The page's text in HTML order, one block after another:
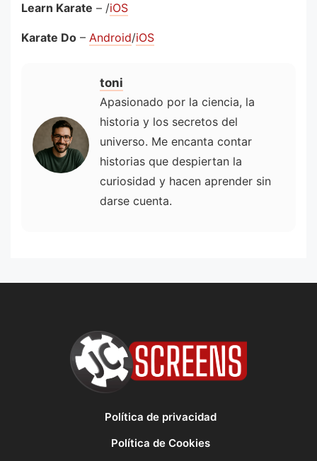
Learn Karate – /iOS
Karate Do – Android/iOS
toni
Apasionado por la ciencia, la
historia y los secretos del
universo. Me encanta contar
historias que despiertan la
curiosidad y hacen aprender sin
darse cuenta.
Política de privacidad
Política de Cookies